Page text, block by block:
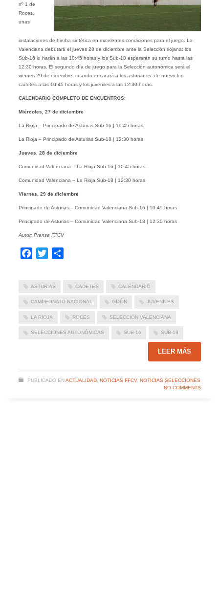
nº 1 de
Roces,
unas
instalaciones de hierba sintética en excelentes condiciones para el juego. La
Valenciana debutará el jueves 28 de diciembre ante la Selección riojana: los
Sub-16 lo harán a las 10:45 horas y los Sub-18 esperarán su turno hasta las
12:30 horas. El segundo día de juego para la Selección autonómica será el
viernes 29 de diciembre, cuando encarará a los asturianos: de nuevo los
cadetes a las 10:45 horas y los juveniles a las 12:30 horas.
CALENDARIO COMPLETO DE ENCUENTROS:
Miércoles, 27 de diciembre
La Rioja – Principado de Asturias Sub-16 | 10:45 horas
La Rioja – Principado de Asturias Sub-18 | 12:30 horas
Jueves, 28 de diciembre
Comunidad Valenciana – La Rioja Sub-16 | 10:45 horas
Comunidad Valenciana – La Rioja Sub-18 | 12:30 horas
Viernes, 29 de diciembre
Principado de Asturias – Comunidad Valenciana Sub-16 | 10:45 horas
Principado de Asturias – Comunidad Valenciana Sub-18 | 12:30 horas
Autor: Prensa FFCV
Facebook
Twitter
ASTURIAS CADETES CALENDARIO
CAMPEONATO NACIONAL GIJÓN JUVENILES
LA RIOJA ROCES SELECCIÓN VALENCIANA
SELECCIONES AUTONÓMICAS SUB-16 SUB-18
LEER MÁS
PUBLICADO EN ACTUALIDAD, NOTICIAS FFCV, NOTICIAS SELECCIONES
NO COMMENTS